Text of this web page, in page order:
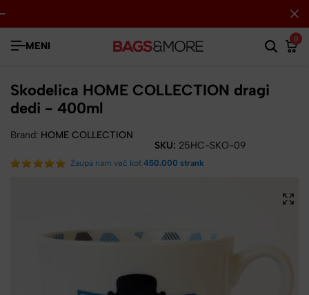
MENI
0
Skodelica HOME COLLECTION dragi
dedi - 400ml
Brand: HOME COLLECTION
SKU: 25HC-SKO-09
Zaupa nam več kot 450.000 strank